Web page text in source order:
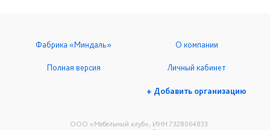
ООО «Мебельный клуб», ИНН 7328064833
Фабрика «Миндаль» О компании
Полная версия Личный кабинет
+ Добавить организацию